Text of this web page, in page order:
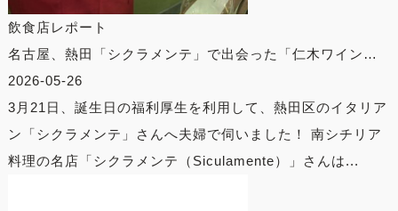
飲食店レポート
名古屋、熱田「シクラメンテ」で出会った「仁木ワイン…
2026-05-26
3月21日、誕生日の福利厚生を利用して、熱田区のイタリア
ン「シクラメンテ」さんへ夫婦で伺いました！ 南シチリア
料理の名店「シクラメンテ（Siculamente）」さんは...